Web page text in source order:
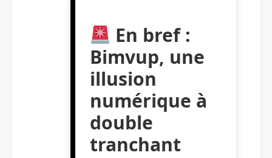
En bref :
Bimvup, une
illusion
numérique à
double
tranchant